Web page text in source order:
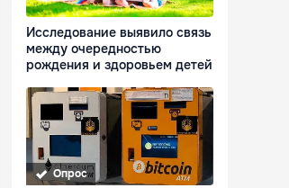
Исследование выявило связь
между очередностью
рождения и здоровьем детей
Опрос